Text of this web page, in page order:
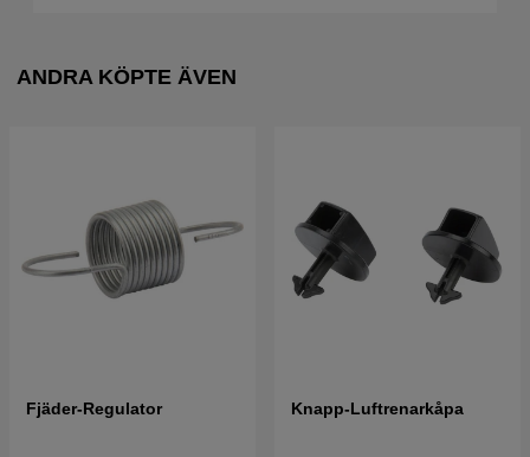
ANDRA KÖPTE ÄVEN
Fjäder-Regulator Knapp-Luftrenarkåpa